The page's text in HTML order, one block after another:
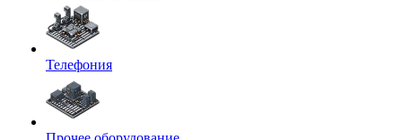
Телефония